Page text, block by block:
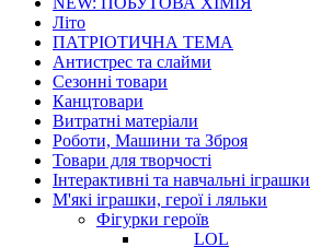
Літо
ПАТРІОТИЧНА ТЕМА
Антистрес та слайми
Сезонні товари
Канцтовари
Витратні матеріали
Роботи, Машини та Зброя
Товари для творчості
Інтерактивні та навчальні іграшки
М'які іграшки, герої і ляльки
Фігурки героїв
LOL